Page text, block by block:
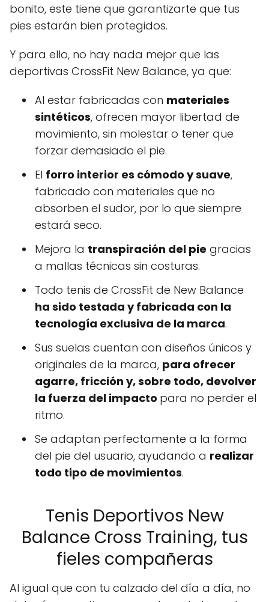
bonito, este tiene que garantizarte que tus
pies estarán bien protegidos.
Y para ello, no hay nada mejor que las
deportivas CrossFit New Balance, ya que:
Al estar fabricadas con materiales
sintéticos, ofrecen mayor libertad de
movimiento, sin molestar o tener que
forzar demasiado el pie.
El forro interior es cómodo y suave,
fabricado con materiales que no
absorben el sudor, por lo que siempre
estará seco.
Mejora la transpiración del pie gracias
a mallas técnicas sin costuras.
Todo tenis de CrossFit de New Balance
ha sido testada y fabricada con la
tecnología exclusiva de la marca.
Sus suelas cuentan con diseños únicos y
originales de la marca, para ofrecer
agarre, fricción y, sobre todo, devolver
la fuerza del impacto para no perder el
ritmo.
Se adaptan perfectamente a la forma
del pie del usuario, ayudando a realizar
todo tipo de movimientos.
Tenis Deportivos New
Balance Cross Training, tus
fieles compañeras
Al igual que con tu calzado del día a día, no